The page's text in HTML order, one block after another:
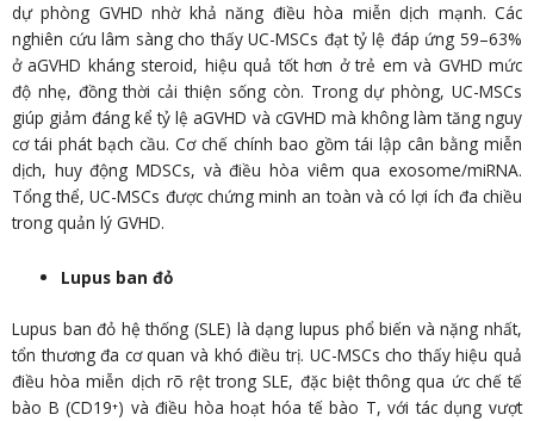
dự phòng GVHD nhờ khả năng điều hòa miễn dịch mạnh. Các
nghiên cứu lâm sàng cho thấy UC-MSCs đạt tỷ lệ đáp ứng 59–63%
ở aGVHD kháng steroid, hiệu quả tốt hơn ở trẻ em và GVHD mức
độ nhẹ, đồng thời cải thiện sống còn. Trong dự phòng, UC-MSCs
giúp giảm đáng kể tỷ lệ aGVHD và cGVHD mà không làm tăng nguy
cơ tái phát bạch cầu. Cơ chế chính bao gồm tái lập cân bằng miễn
dịch, huy động MDSCs, và điều hòa viêm qua exosome/miRNA.
Tổng thể, UC-MSCs được chứng minh an toàn và có lợi ích đa chiều
trong quản lý GVHD.
Lupus ban đỏ
Lupus ban đỏ hệ thống (SLE) là dạng lupus phổ biến và nặng nhất,
tổn thương đa cơ quan và khó điều trị. UC-MSCs cho thấy hiệu quả
điều hòa miễn dịch rõ rệt trong SLE, đặc biệt thông qua ức chế tế
bào B (CD19⁺) và điều hòa hoạt hóa tế bào T, với tác dụng vượt